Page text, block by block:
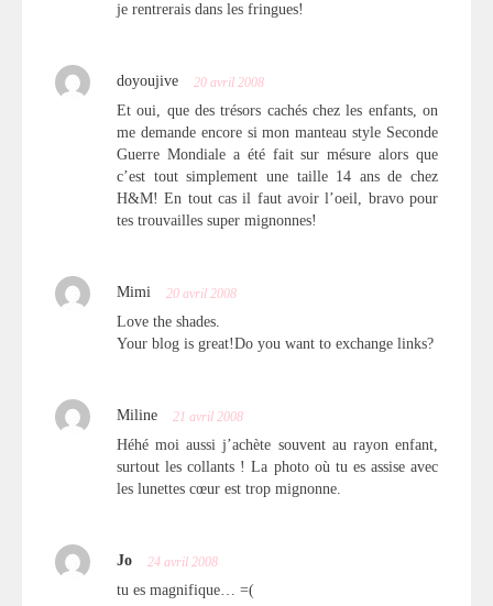
je rentrerais dans les fringues!
doyoujive 20 avril 2008
Et oui, que des trésors cachés chez les enfants, on
me demande encore si mon manteau style Seconde
Guerre Mondiale a été fait sur mésure alors que
c’est tout simplement une taille 14 ans de chez
H&M! En tout cas il faut avoir l’oeil, bravo pour
tes trouvailles super mignonnes!
Mimi 20 avril 2008
Love the shades.
Your blog is great!Do you want to exchange links?
Miline 21 avril 2008
Héhé moi aussi j’achète souvent au rayon enfant,
surtout les collants ! La photo où tu es assise avec
les lunettes cœur est trop mignonne.
Jo 24 avril 2008
tu es magnifique… =(